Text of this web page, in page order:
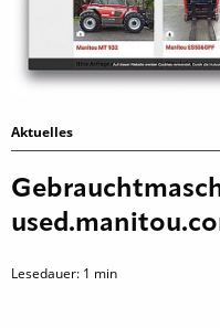
Aktuelles
Lesedauer: 1 min